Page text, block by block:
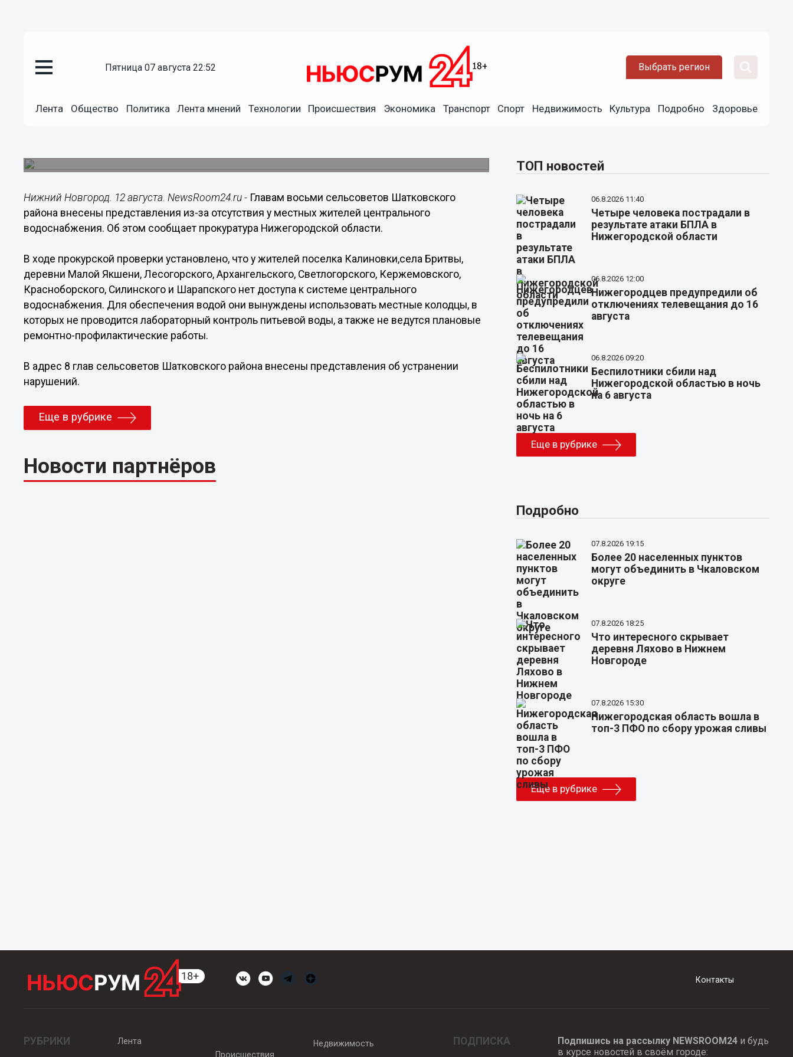
пятница 07 августа 22:52 Выбрать регион
Лента Общество Политика Лента мнений Технологии Происшествия Экономика Транспорт Спорт Недвижимость Культура Подробно Здоровье
Главам 8 сельсоветов Шатковского района внесено
Нижний Новгород. 12 августа. NewsRoom24.ru - Главам восьми сельсоветов Шатковского
района внесены представления из-за отсутствия у местных жителей центрального
водоснабжения. Об этом сообщает прокуратура Нижегородской области.
В ходе прокурской проверки установлено, что у жителей поселка Калиновки,села Бритвы,
деревни Малой Якшени, Лесогорского, Архангельского, Светлогорского, Кержемовского,
Красноборского, Силинского и Шарапского нет доступа к системе центрального
водоснабжения. Для обеспечения водой они вынуждены использовать местные колодцы, в
которых не проводится лабораторный контроль питьевой воды, а также не ведутся плановые
ремонтно-профилактические работы.
В адрес 8 глав сельсоветов Шатковского района внесены представления об устранении
нарушений.
Еще в рубрике
Новости партнёров
ТОП новостей
06.8.2026 11:40
Четыре человека пострадали в
результате атаки БПЛА в
Нижегородской области
06.8.2026 12:00
Нижегородцев предупредили об
отключениях телевещания до 16
августа
06.8.2026 09:20
Беспилотники сбили над
Нижегородской областью в ночь
на 6 августа
Еще в рубрике
Подробно
07.8.2026 19:15
Более 20 населенных пунктов
могут объединить в Чкаловском
округе
07.8.2026 18:25
Что интересного скрывает
деревня Ляхово в Нижнем
Новгороде
07.8.2026 15:30
Нижегородская область вошла в
топ-3 ПФО по сбору урожая сливы
Еще в рубрике
Контакты
РУБРИКИ
Лента
Происшествия
Недвижимость ПОДПИСКА Подпишись на рассылку NEWSROOM24и будь
в курсе новостей в своём городе: